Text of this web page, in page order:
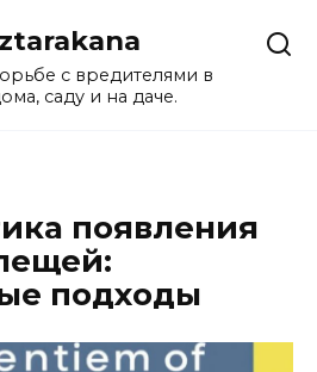
с вредителями в
саду и на даче.
появления
подходы